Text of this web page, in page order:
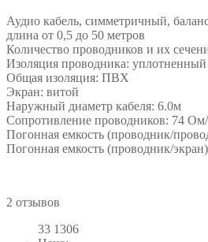
Аудио кабель, симметричный,
длина от 0,5 до 50 метров
Количество проводников и их
Изоляция проводника:
Общая изоляция: ПВХ
Экран: витой
Наружный диаметр кабеля: 6.0м
Сопротивление проводников: 74
Погонная емкость (проводник/
Погонная емкость (проводник/
2 отзывов
33 1306